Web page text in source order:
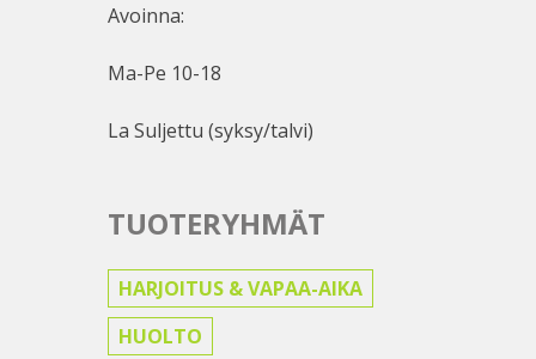
Avoinna:
Ma-Pe 10-18
La Suljettu (syksy/talvi)
TUOTERYHMÄT
HARJOITUS & VAPAA-AIKA
HUOLTO